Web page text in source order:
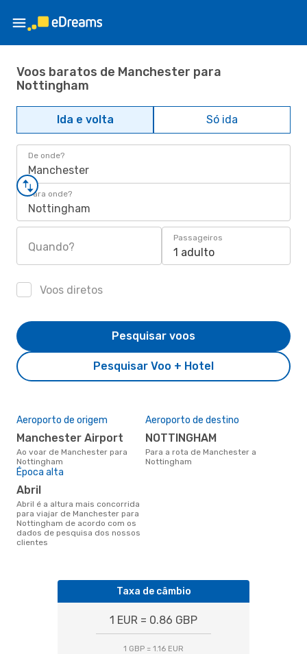
Voos baratos de Manchester para
Nottingham
Ida e volta Só ida
De onde?
Manchester
Para onde?
Nottingham
Quando?
Passageiros
1 adulto
Voos diretos
Pesquisar Voo + Hotel
Pesquisar voos
Aeroporto de origem
Manchester Airport
Ao voar de Manchester para
Nottingham
Aeroporto de destino
NOTTINGHAM
Para a rota de Manchester a
Nottingham
Época alta
abril
abril é a altura mais concorrida
para viajar de Manchester para
Nottingham de acordo com os
dados de pesquisa dos nossos
clientes
Taxa de câmbio
1 EUR = 0.86 GBP
1 GBP = 1.16 EUR